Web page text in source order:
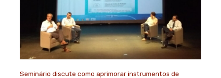
Seminário discute como aprimorar instrumentos de